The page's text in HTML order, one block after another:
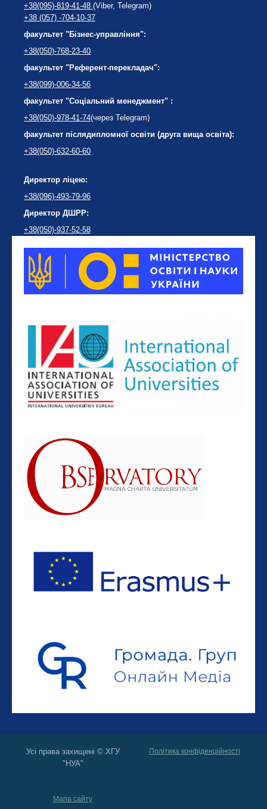
+38(095)-819-41-48 (Viber, Telegram)
+38 (057) -704-10-37
факультет "Бізнес-управління":
+38(050)-768-23-40
факультет "Референт-перекладач":
+38(099)-006-34-56
факультет "Соціальний менеджмент" :
+38(050)-978-41-74(через Telegram)
факультет післядипломної освіти (друга вища освіта):
+38(050)-632-60-60
Директор ліцею:
+38(096)-493-79-96
Директор ДШРР:
+38(050)-937-52-58
Усі права захищені © ХГУ
"НУА"
Політика конфіденційності
Мапа сайту